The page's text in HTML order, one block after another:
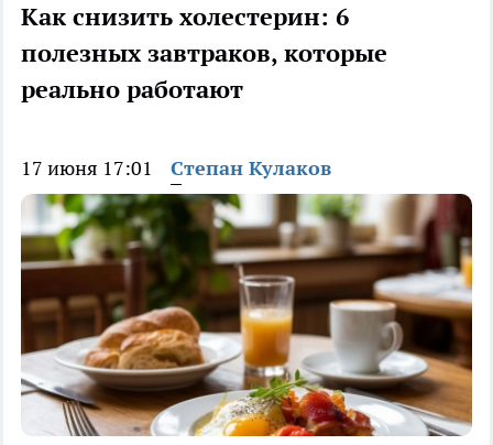
Как снизить холестерин: 6
полезных завтраков, которые
реально работают
17 июня 17:01 Степан Кулаков